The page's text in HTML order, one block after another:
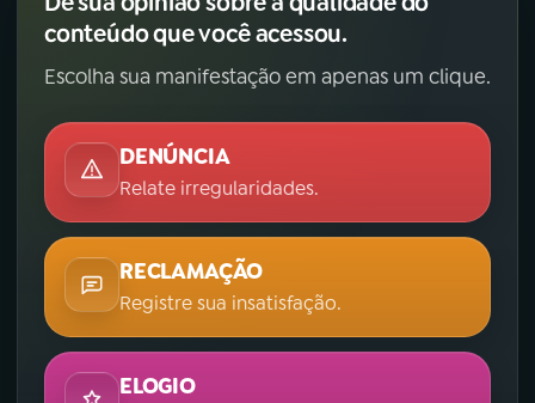
conteúdo que você acessou.
Escolha sua manifestação em apenas um clique.
DENÚNCIA
Relate irregularidades.
RECLAMAÇÃO
Registre sua insatisfação.
ELOGIO